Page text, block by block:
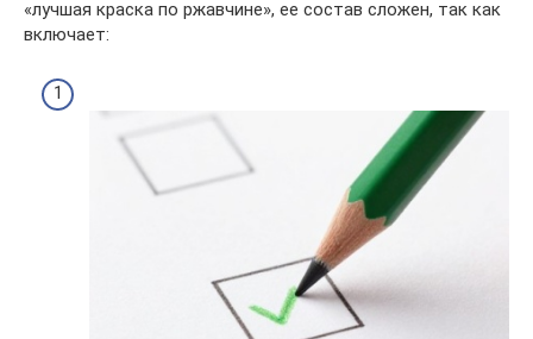
«лучшая краска по ржавчине», ее состав сложен, так как
включает: